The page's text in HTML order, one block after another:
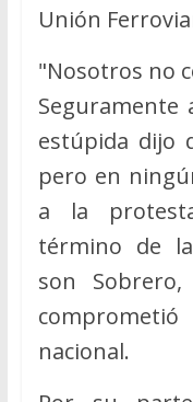
Unión
"Nosotros no
estúpida dijo
pero en
a la
término de
son
nacional.